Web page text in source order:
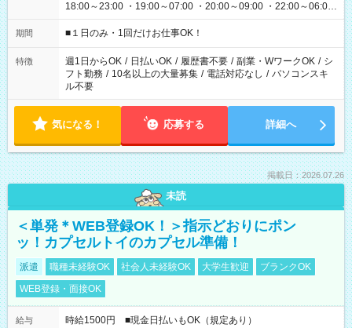
18:00～23:00 ・19:00～07:00 ・20:00～09:00 ・22:00～06:00
etc ★最短で3時間で5,120円のお仕事から 15時間で2万円近く稼
げるお仕事も！ ご希望のお時間に合わせてご紹介！ ※シフトは
ください！
期間 ■１日のみ・1回だけお仕事OK！
特徴 週1日からOK / 日払いOK / 履歴書不要 / 副業・WワークOK / シ
フト勤務 / 10名以上の大量募集 / 電話対応なし / パソコンスキ
ル不要
気になる！ 応募する 詳細へ
掲載日：2026.07.26
未読
＜単発＊WEB登録OK！＞指示どおりにポン
ッ！カプセルトイのカプセル準備！
派遣 職種未経験OK 社会人未経験OK 大学生歓迎
ブランクOK
WEB登録・面接OK
給与
時給1500円 ■現金日払いもOK（規定あり）